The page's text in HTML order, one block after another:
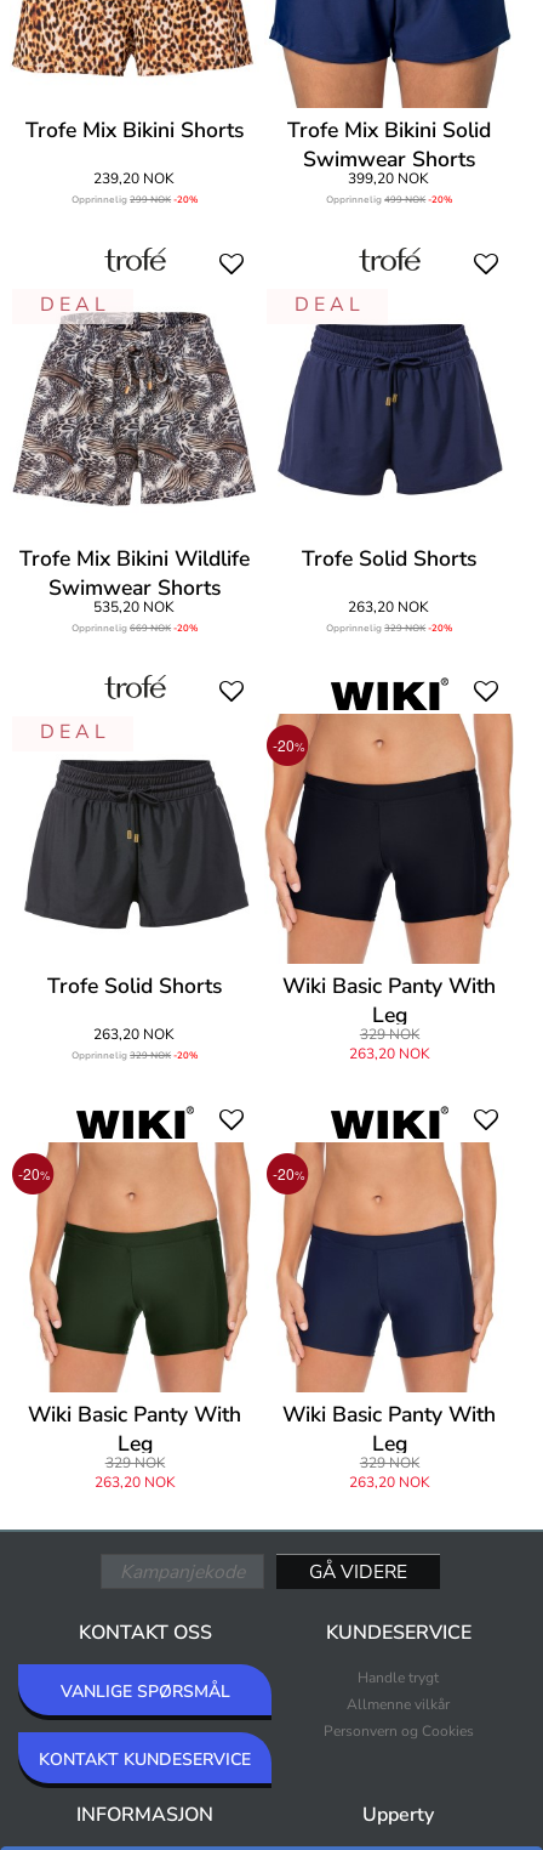
Trofe Mix Bikini Shorts
239,20 NOK
Opprinnelig299 NOK-20%
Trofe Mix Bikini Solid
Swimwear Shorts
399,20 NOK
Opprinnelig499 NOK-20%
D E A L
Trofe Mix Bikini Wildlife
Swimwear Shorts
535,20 NOK
Opprinnelig669 NOK-20%
D E A L
Trofe Solid Shorts
263,20 NOK
Opprinnelig329 NOK-20%
D E A L
Trofe Solid Shorts
263,20 NOK
Opprinnelig329 NOK-20%
-20%
Wiki Basic Panty With
Leg
329 NOK
263,20 NOK
-20%
Wiki Basic Panty With
Leg
329 NOK
263,20 NOK
-20%
Wiki Basic Panty With
Leg
329 NOK
263,20 NOK
KONTAKT OSS
VANLIGE SPØRSMÅL
KONTAKT KUNDESERVICE
KUNDESERVICE
Handle trygt
Allmenne vilkår
Personvern og Cookies
INFORMASJON Upperty